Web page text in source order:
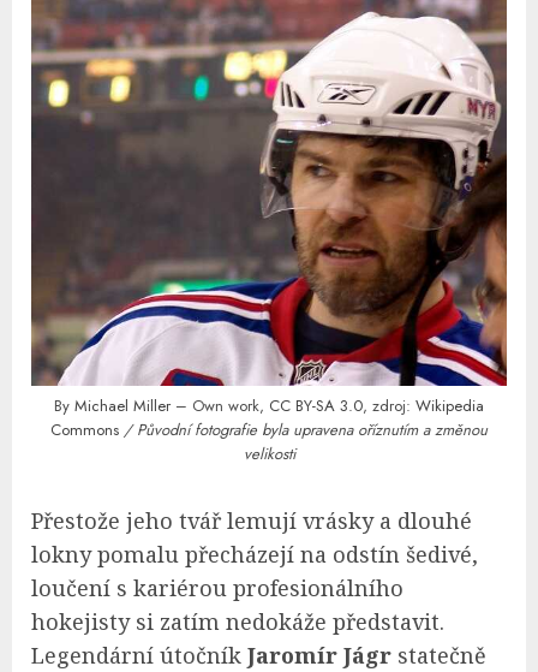
By Michael Miller – Own work, CC BY-SA 3.0, zdroj: Wikipedia
Commons / Původní fotografie byla upravena oříznutím a změnou
velikosti
Přestože jeho tvář lemují vrásky a dlouhé
lokny pomalu přecházejí na odstín šedivé,
loučení s kariérou profesionálního
hokejisty si zatím nedokáže představit.
Legendární útočník Jaromír Jágr statečně